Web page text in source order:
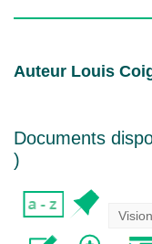
Auteur Louis
Documents
)